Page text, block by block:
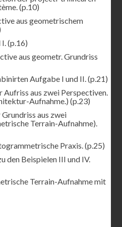
(p.10)
aus geometrischem
I.(p.16)
aus geometr. Grundriss
Aufgabe I und II.(p.21)
aus zwei Perspectiven.
Aufnahme.) (p.23)
aus zwei
Terrain-Aufnahme).
Praxis.(p.25)
den Beispielen III und IV.
Terrain-Aufnahme mit